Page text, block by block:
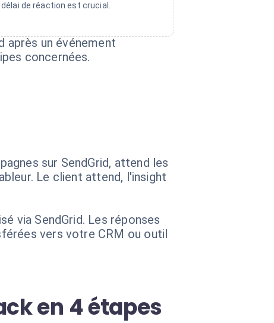
délai de réaction est crucial.
après un événement
concernées.
sur SendGrid, attend les
Le client attend, l'insight
via SendGrid. Les réponses
vers votre CRM ou outil
en 4 étapes